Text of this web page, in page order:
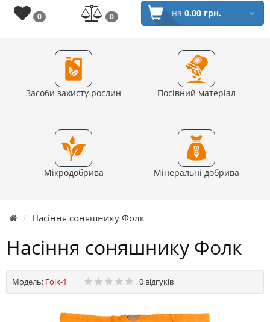
0 0 на 0.00 грн.
Засоби захисту рослин Посівний матеріал
Мікродобрива Мінеральні добрива
Насіння соняшнику Фолк
Насіння соняшнику Фолк
Модель: Folk-1 0 відгуків